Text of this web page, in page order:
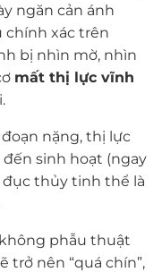
ngăn cản ánh
chính xác trên
bị nhìn mờ, nhìn
mất thị lực vĩnh
nặng, thị lực
sinh hoạt (ngay
thủy tinh thể là
phẫu thuật
nên “quá chín”,